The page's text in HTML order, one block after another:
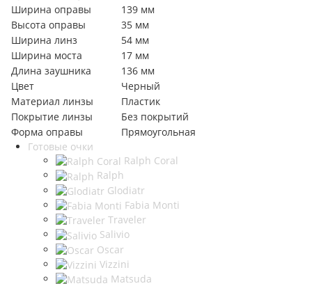
Ширина оправы
139 мм
Высота оправы
35 мм
Ширина линз
54 мм
Ширина моста
17 мм
Длина заушника
136 мм
Цвет
Черный
Материал линзы
Пластик
Покрытие линзы
Без покрытий
Форма оправы
Прямоугольная
Готовые очки
Ralph Coral
Ralph
Glodiatr
Fabia Monti
Traveler
Salivio
Oscar
Vizzini
Matsuda